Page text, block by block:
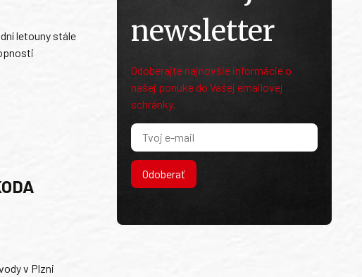
letouny stále
v Plzni
newsletter
Odoberajte najnovšie informácie o
našej ponuke do Vašej emailovej
schránky.
Odoberať